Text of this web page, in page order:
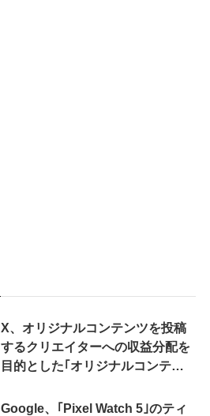
X、オリジナルコンテンツを投稿
するクリエイターへの収益分配を
目的とした｢オリジナルコンテン
来の｢収益分配｣は廃止
Google、｢Pixel Watch 5｣のティ